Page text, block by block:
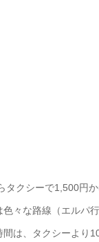
クシーで1,500円
々な路線（エルパ
は、タクシーより